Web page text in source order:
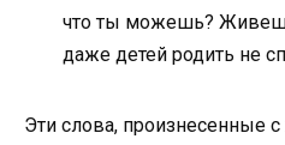
что ты можешь?
даже детей родить не
Эти слова, произнесенные